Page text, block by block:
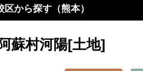
区から探す（熊本）
蘇村河陽[土地]